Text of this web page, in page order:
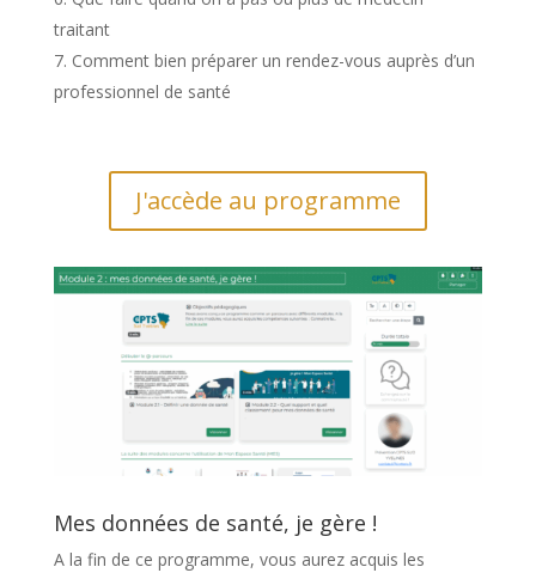
traitant
Comment bien préparer un rendez-vous auprès d’un
professionnel de santé
J'accède au programme
Mes données de santé, je gère !
A la fin de ce programme, vous aurez acquis les